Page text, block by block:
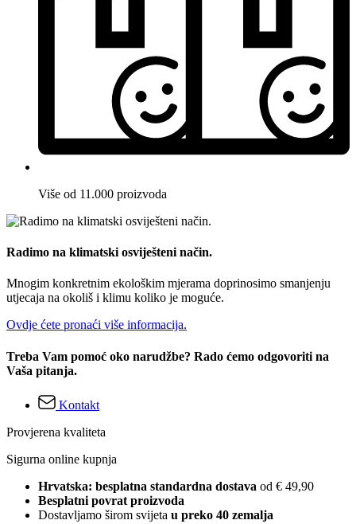
Više od 11.000 proizvoda
Radimo na klimatski osviješteni način.
Mnogim konkretnim ekološkim mjerama doprinosimo smanjenju
utjecaja na okoliš i klimu koliko je moguće.
Ovdje ćete pronaći više informacija.
Treba Vam pomoć oko narudžbe? Rado ćemo odgovoriti na
Vaša pitanja.
Kontakt
Provjerena kvaliteta
Sigurna online kupnja
Hrvatska: besplatna standardna dostava od € 49,90
Besplatni povrat proizvoda
Dostavljamo širom svijeta u preko 40 zemalja